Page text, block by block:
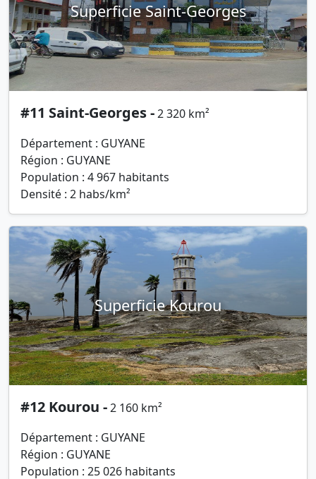
Superficie Saint-Georges
#11 Saint-Georges -2 320 km²
Département : GUYANE
Région : GUYANE
Population : 4 967 habitants
Densité : 2 habs/km²
Superficie Kourou
#12 Kourou -2 160 km²
Département : GUYANE
Région : GUYANE
Population : 25 026 habitants